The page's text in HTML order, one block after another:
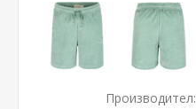
Производител: